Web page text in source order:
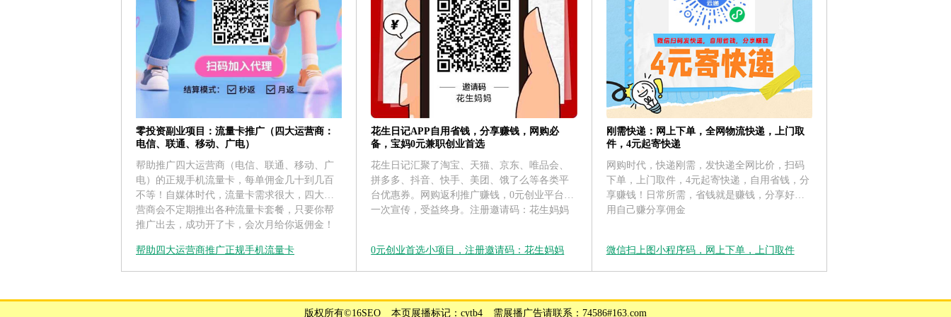
零投资副业项目：流量卡推广（四大运营商：
电信、联通、移动、广电）
帮助推广四大运营商（电信、联通、移动、广
电）的正规手机流量卡，每单佣金几十到几百
不等！自媒体时代，流量卡需求很大，四大运
营商会不定期推出各种流量卡套餐，只要你帮
推广出去，成功开了卡，会次月给你返佣金！
帮助四大运营商推广正规手机流量卡
花生日记APP自用省钱，分享赚钱，网购必
备，宝妈0元兼职创业首选
花生日记汇聚了淘宝、天猫、京东、唯品会、
拼多多、抖音、快手、美团、饿了么等各类平
台优惠券。网购返利推广赚钱，0元创业平台，
一次宣传，受益终身。注册邀请码：花生妈妈
0元创业首选小项目，注册邀请码：花生妈妈
刚需快递：网上下单，全网物流快递，上门取
件，4元起寄快递
网购时代，快递刚需，发快递全网比价，扫码
下单，上门取件，4元起寄快递，自用省钱，分
享赚钱！日常所需，省钱就是赚钱，分享好友
用自己赚分享佣金
微信扫上图小程序码，网上下单，上门取件
版权所有©16SEO _ 本页展播标记：cytb4 _ 需展播广告请联系：74586#163.com